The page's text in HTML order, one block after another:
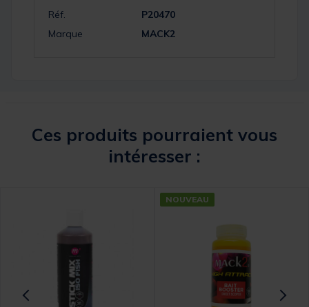
Réf.
P20470
Marque
MACK2
Ces produits pourraient vous
intéresser :
NOUVEAU